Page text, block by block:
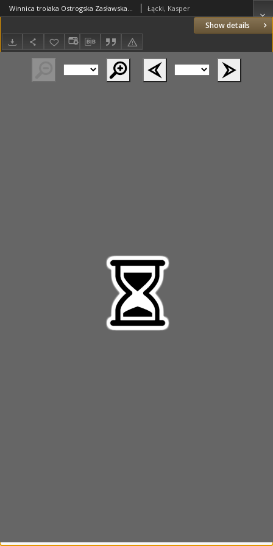
Show details
Winnica troiaka Ostrogska Zasławska zawsze mężną, zawsze dzielną, zalecona pracą, przy Pogrzebowym Akcie Swiętej pamięci jaśnie oświeconego Wladyslawa Dominika na Ostrogu y Zaslawiu Xiazęcia, hrabi na Tarnowie, woiewody krakowskiego, luckiego, przemyskiego, robczyckiego starosty przez X. Kaspra Łackiego, Kustosza Tarnowskiego, Kaznodzieię natenczas Kathedralnego Krakowskiego, w Kollegiacie Tarnowskiey, przed Auditorem zacnym, prezentowana. Roku P. 1667. Dnia 29. Stycznia Łącki, Kasper